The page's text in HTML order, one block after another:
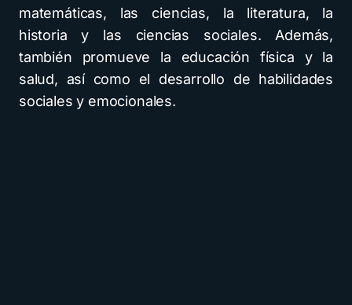
matemáticas, las ciencias, la literatura, la
historia y las ciencias sociales. Además,
también promueve la educación física y la
salud, así como el desarrollo de habilidades
sociales y emocionales.